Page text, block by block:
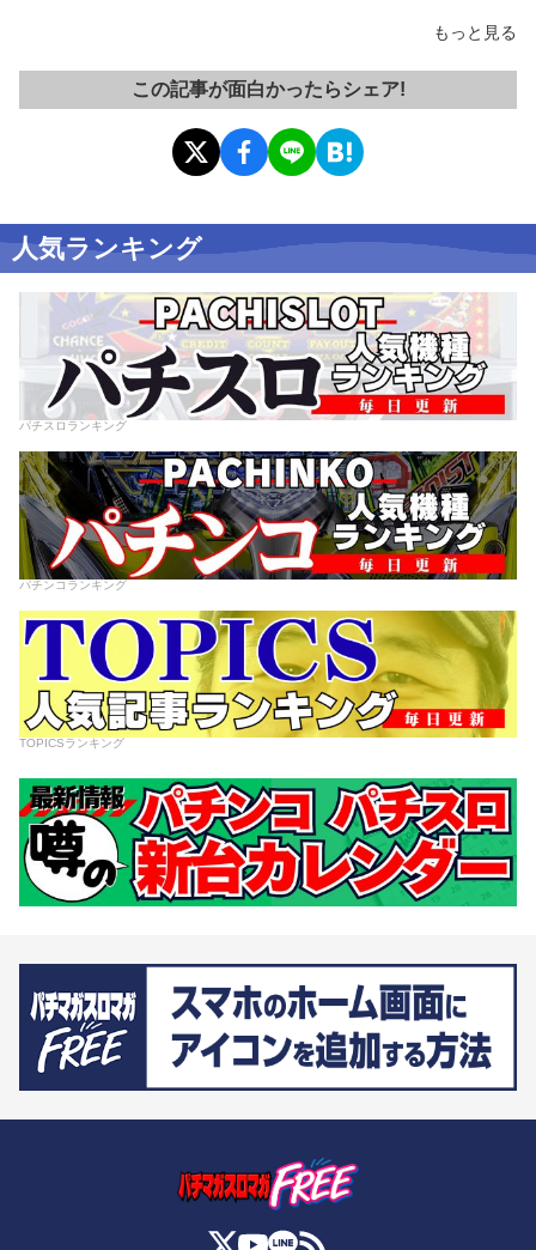
もっと見る
この記事が面白かったらシェア!
人気ランキング
パチスロランキング
パチンコランキング
TOPICSランキング